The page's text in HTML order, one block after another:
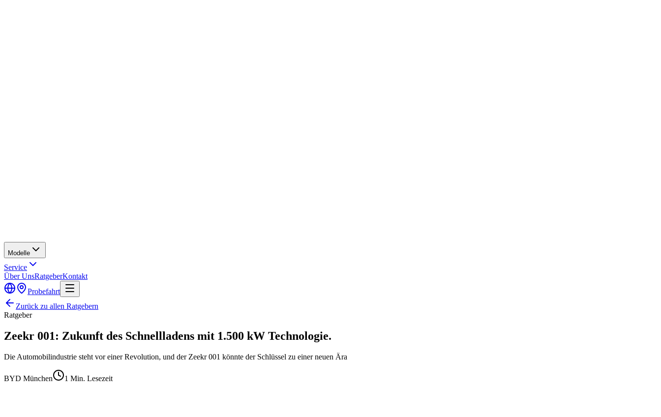
Modelle
Service
Über UnsRatgeberKontakt
Probefahrt
Zurück zu allen Ratgebern
Ratgeber
Zeekr 001: Zukunft des Schnellladens mit 1.500 kW Technologie.
Die Automobilindustrie steht vor einer Revolution, und der Zeekr 001 könnte der Schlüssel zu einer neuen Ära
BYD München 1 Min. Lesezeit